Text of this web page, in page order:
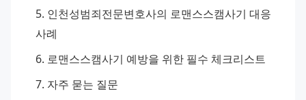
인천성범죄전문변호사의 로맨스스캠사기 대응
사례
로맨스스캠사기 예방을 위한 필수 체크리스트
자주 묻는 질문